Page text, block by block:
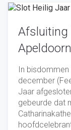
Afsluiting
Apeldoorn
In
december
Jaar
gebeurde dat